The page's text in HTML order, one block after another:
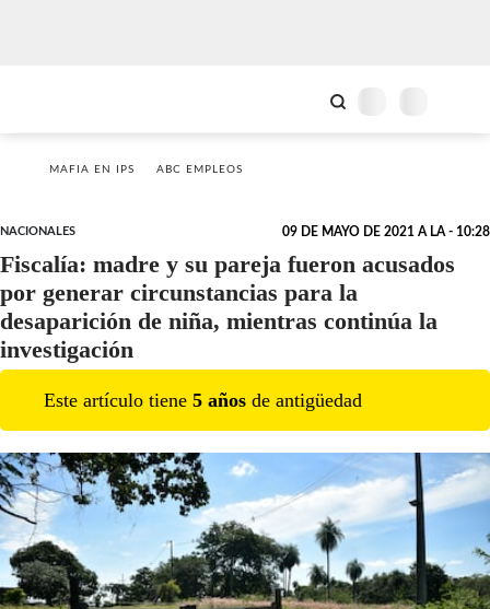
MAFIA EN IPS ABC EMPLEOS
NACIONALES 09 DE MAYO DE 2021 A LA - 10:28
Fiscalía: madre y su pareja fueron acusados
por generar circunstancias para la
desaparición de niña, mientras continúa la
investigación
Este artículo tiene 5 años de antigüedad